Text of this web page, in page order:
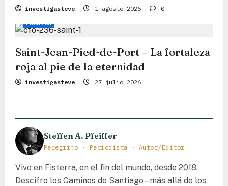
investigasteve 1 agosto 2026 0
Camino Francés Camino Consejos de viaje
Pueblos
Saint-Jean-Pied-de-Port – La fortaleza
roja al pie de la eternidad
investigasteve 27 julio 2026
Steffen A. Pfeiffer
Peregrino · Periodista · Autor/Editor
Vivo en Fisterra, en el fin del mundo, desde 2018.
Descifro los Caminos de Santiago – más allá de los